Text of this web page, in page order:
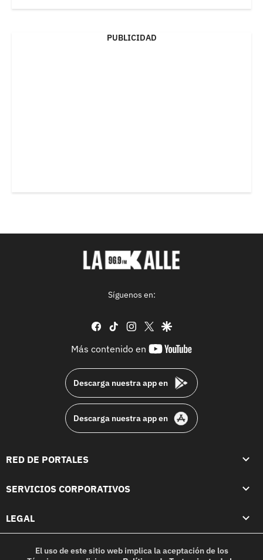
PUBLICIDAD
Síguenos en:
facebook
tiktok instagram
twittergoogle
Más contenido en
youtube-
Descarga nuestra app en
Descarga nuestra app en
RED DE PORTALES
SERVICIOS CORPORATIVOS
LEGAL
El uso de este sitio web implica la aceptación de los